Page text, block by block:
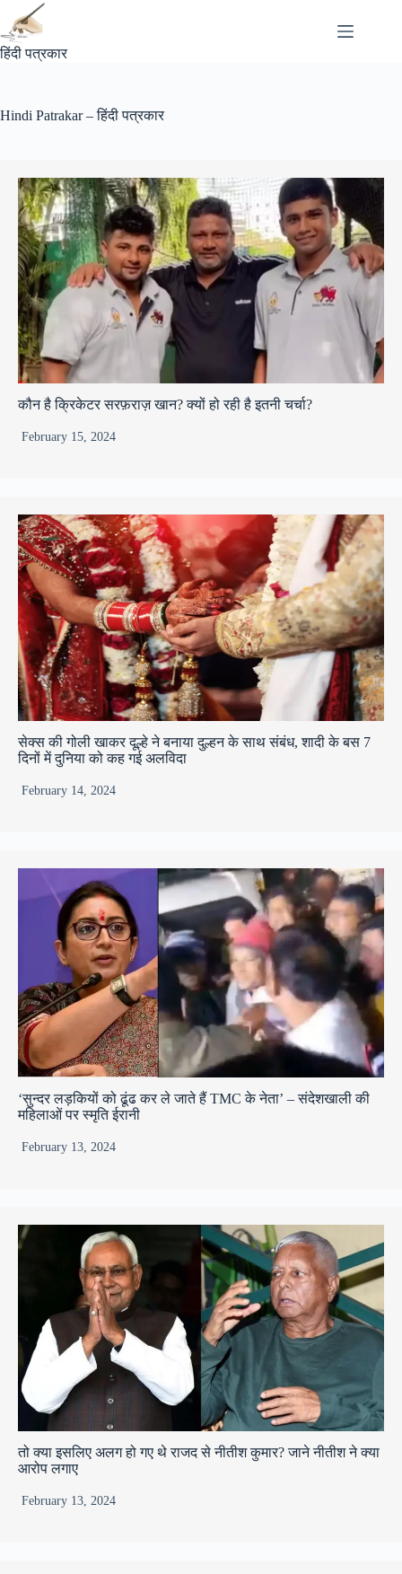
content
हिंदी पत्रकार
Hindi Patrakar – हिंदी पत्रकार
कौन है क्रिकेटर सरफ़राज़ खान? क्यों हो रही है इतनी चर्चा?
February 15, 2024
सेक्स की गोली खाकर दूल्हे ने बनाया दुल्हन के साथ संबंध, शादी के बस 7
दिनों में दुनिया को कह गई अलविदा
February 14, 2024
‘सुन्दर लड़कियों को ढूंढ कर ले जाते हैं TMC के नेता’ – संदेशखाली की
महिलाओं पर स्मृति ईरानी
February 13, 2024
तो क्या इसलिए अलग हो गए थे राजद से नीतीश कुमार? जाने नीतीश ने क्या
आरोप लगाए
February 13, 2024